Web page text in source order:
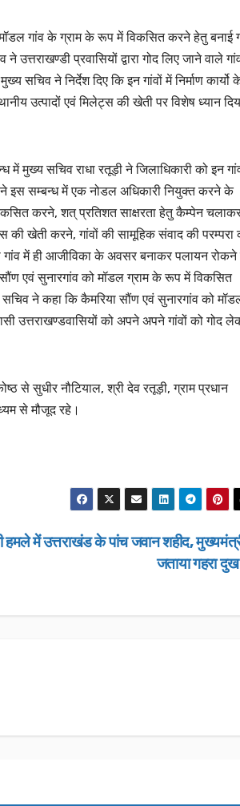
मॉडल गांव के ग्राम के रूप में विकसित करने हेतु बनाई
प्रवासियों द्वारा गोद लिए जाने वाले
सचिव ने निर्देश दिए कि इन गांवों में निर्माण कार्यो
उत्पादों एवं मिलेट्स की खेती पर विशेष ध्यान
मुख्य सचिव राधा रतूड़ी ने जिलाधिकारी को इन
इस सम्बन्ध में एक नोडल अधिकारी नियुक्त करने के
करने, शत् प्रतिशत साक्षरता हेतु कैम्पेन
की खेती करने, गांवों की सामूहिक संवाद की परम्परा
में ही आजीविका के अवसर बनाकर पलायन
सौंण एवं सुनारगांव को मॉडल ग्राम के रूप में विकसित
ने कहा कि कैमरिया सौंण एवं सुनारगांव को
उत्तराखण्डवासियों को अपने अपने गांवों को गोद
से सुधीर नौटियाल, श्री देव रतूड़ी, ग्राम प्रधान
से मौजूद रहे।
में उत्तराखंड के पांच जवान शहीद,
जताया गहरा दुख
उत्तराखण्ड उत्तराखण्ड
लंबित राजस्व वादों
के आदेश…
NEWS DESK